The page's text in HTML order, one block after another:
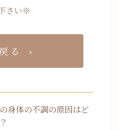
さい※
る
身体の不調の原因はど